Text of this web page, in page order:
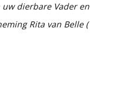
dierbare Vader en
Rita van Belle (